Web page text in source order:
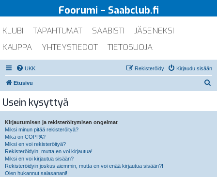
Foorumi – Saabclub.fi
KLUBI TAPAHTUMAT SAABISTI
JÄSENEKSI
KAUPPA
YHTEYSTIEDOT TIETOSUOJA
UKK Kirjaudu sisään
Rekisteröidy
Etusivu
Usein kysyttyä
Kirjautumisen ja rekisteröitymisen ongelmat
Miksi minun pitää rekisteröityä?
Mikä on COPPA?
Miksi en voi rekisteröityä?
Rekisteröidyin, mutta en voi kirjautua!
Miksi en voi kirjautua sisään?
Rekisteröidyin joskus aiemmin, mutta en voi enää kirjautua sisään?!
Olen hukannut salasanani!